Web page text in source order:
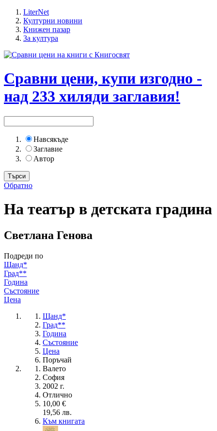
LiterNet
Културни новини
Книжен пазар
За култура
Сравни цени, купи изгодно -
над 233 хиляди заглавия!
Навсякъде
Заглавие
Автор
Обратно
На театър в детската градина
Светлана Генова
Подреди по
Щанд*
Град**
Година
Състояние
Цена
Щанд*
Град**
Година
Състояние
Цена
Поръчай
Валето
София
2002 г.
Отлично
10,00 €
19,56 лв.
Към книгата